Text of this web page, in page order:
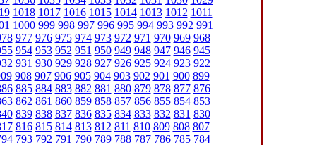
1018 1017 1016 1015 1014 1013 1012 1011
1000 999 998 997 996 995 994 993 992 991
977 976 975 974 973 972 971 970 969 968
954 953 952 951 950 949 948 947 946 945
931 930 929 928 927 926 925 924 923 922
908 907 906 905 904 903 902 901 900 899
885 884 883 882 881 880 879 878 877 876
862 861 860 859 858 857 856 855 854 853
839 838 837 836 835 834 833 832 831 830
816 815 814 813 812 811 810 809 808 807
793 792 791 790 789 788 787 786 785 784